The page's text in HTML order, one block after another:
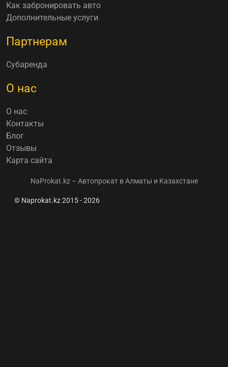
Как забронировать авто
Дополнительные услуги
Партнерам
Субаренда
О нас
О нас
Контакты
Блог
Отзывы
Карта сайта
NaProkat.kz – Автопрокат в Алматы и Казахстане
© Naprokat.kz 2015 - 2026